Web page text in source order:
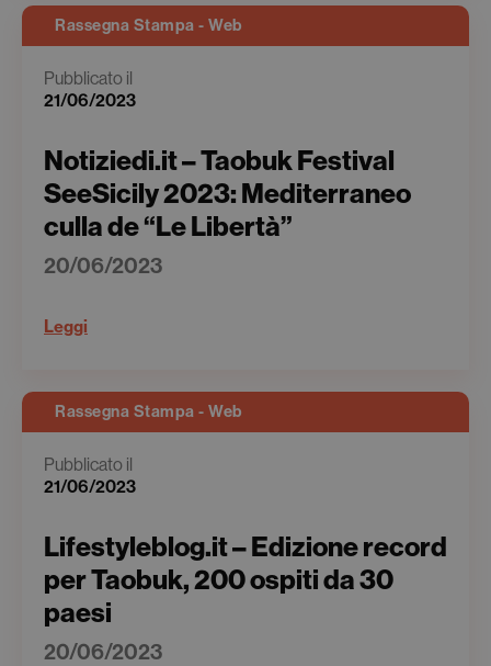
Rassegna Stampa - Web
Pubblicato il
21/06/2023
Notiziedi.it – Taobuk Festival
SeeSicily 2023: Mediterraneo
culla de “Le Libertà”
20/06/2023
Leggi
Rassegna Stampa - Web
Pubblicato il
21/06/2023
Lifestyleblog.it – Edizione record
per Taobuk, 200 ospiti da 30
paesi
20/06/2023